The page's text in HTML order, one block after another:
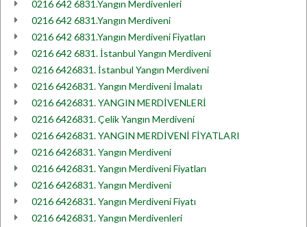
0216 642 6831.Yangın Merdivenleri
0216 642 6831.Yangın Merdiveni
0216 642 6831.Yangın Merdiveni Fiyatları
0216 642 6831. İstanbul Yangın Merdiveni
0216 6426831. İstanbul Yangın Merdiveni
0216 6426831. Yangın Merdiveni İmalatı
0216 6426831. YANGIN MERDİVENLERİ
0216 6426831. Çelik Yangın Merdiveni
0216 6426831. YANGIN MERDİVENİ FİYATLARI
0216 6426831. Yangın Merdiveni
0216 6426831. Yangın Merdiveni Fiyatları
0216 6426831. Yangın Merdiveni
0216 6426831. Yangın Merdiveni Fiyatı
0216 6426831. Yangın Merdivenleri